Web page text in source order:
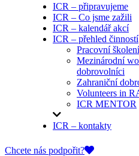
ICR – připravujeme
ICR – Co jsme zažili
ICR – kalendář akcí
ICR – přehled činností
Pracovní školení
Mezinárodní
dobrovolníci
Zahraniční
Volunteers in
ICR MENTOR
ICR – kontakty
On-line přihlášky
Chcete nás podpořit?